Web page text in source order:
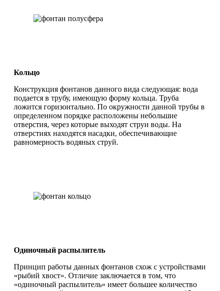
Кольцо
Конструкция фонтанов данного вида следующая: вода
подается в трубу, имеющую форму кольца. Труба
ложится горизонтально. По окружности данной трубы в
определенном порядке расположены небольшие
отверстия, через которые выходят струи воды. На
отверстиях находятся насадки, обеспечивающие
равномерность водяных струй.
Одиночный распылитель
Принцип работы данных фонтанов схож с устройствами
«рыбий хвост». Отличие заключается в том, что
«одиночный распылитель» имеет большее количество